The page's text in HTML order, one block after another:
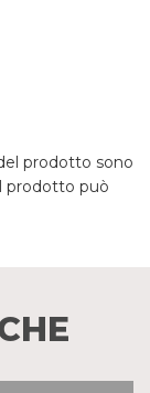
prodotto sono
prodotto può